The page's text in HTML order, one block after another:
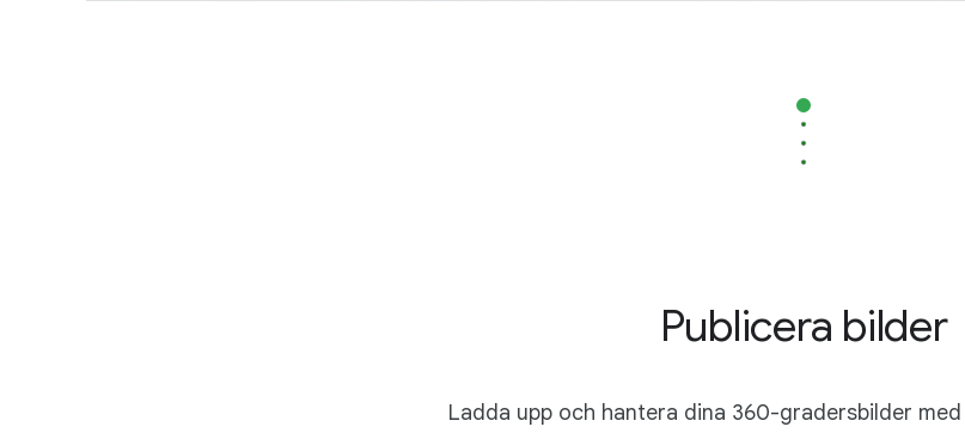
Publicera bilder
Ladda upp och hantera dina 360-gradersbilder med